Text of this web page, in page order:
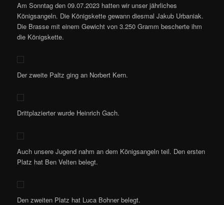
Am Sonntag den 09.07.2023 hatten wir unser jährliches
Königsangeln. Die Königskette gewann diesmal Jakub Urbaniak.
Die Brasse mit einem Gewicht von 3.250 Gramm bescherte ihm
die Königskette.
Der zweite Paltz ging an Norbert Kern.
Drittplazierter wurde Heinrich Gach.
Auch unsere Jugend nahm an dem Königsangeln teil. Den ersten
Platz hat Ben Velten belegt.
Den zweiten Platz hat Luca Bohner belegt.